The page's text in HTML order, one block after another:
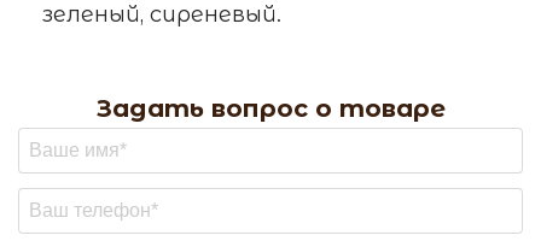
зеленый, сиреневый.
Задать вопрос о товаре